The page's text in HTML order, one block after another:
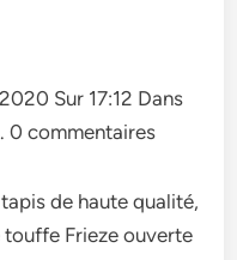
Sur 17:12 Dans
0 commentaires
de haute qualité,
Frieze ouverte